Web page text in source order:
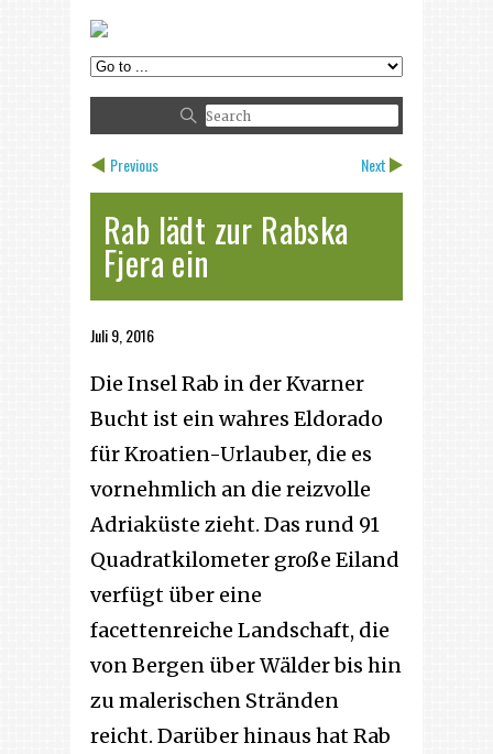
Previous Next
Rab lädt zur Rabska
Fjera ein
Juli 9, 2016
Die Insel Rab in der Kvarner
Bucht ist ein wahres Eldorado
für Kroatien-Urlauber, die es
vornehmlich an die reizvolle
Adriaküste zieht. Das rund 91
Quadratkilometer große Eiland
verfügt über eine
facettenreiche Landschaft, die
von Bergen über Wälder bis hin
zu malerischen Stränden
reicht. Darüber hinaus hat Rab